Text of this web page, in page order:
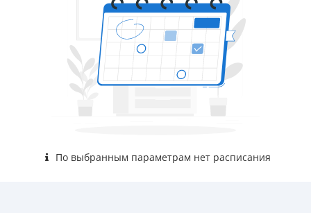
По выбранным параметрам нет расписания